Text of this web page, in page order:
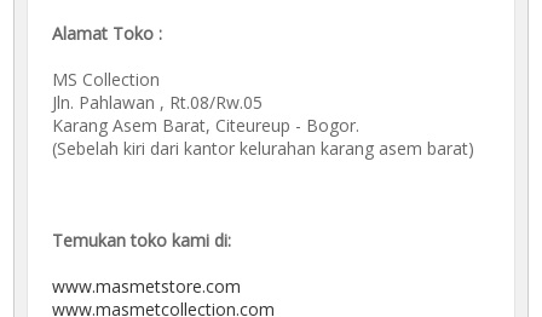
Alamat Toko :
MS Collection
Jln. Pahlawan , Rt.08/Rw.05
Karang Asem Barat, Citeureup - Bogor.
(Sebelah kiri dari kantor kelurahan karang asem barat)
Temukan toko kami di:
www.masmetstore.com
www.masmetcollection.com